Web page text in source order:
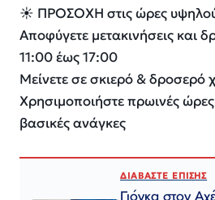
☀️ ΠΡΟΣΟΧΗ στις ώρες
Αποφύγετε μετακινήσεις και
11:00 έως 17:00
Μείνετε σε σκιερό & δροσερό
Χρησιμοποιήστε πρωινές
βασικές ανάγκες
ΔΙΑΒΑΣΤΕ ΕΠΙΣΗΣ
Γιόγκα στον